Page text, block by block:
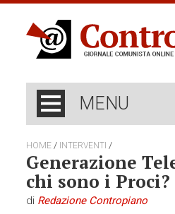
MENU
HOME / INTERVENTI /
Generazione
chi sono i Proci?
di Redazione Contropiano